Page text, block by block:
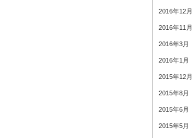
2016年12月
2016年11月
2016年3月
2016年1月
2015年12月
2015年8月
2015年6月
2015年5月